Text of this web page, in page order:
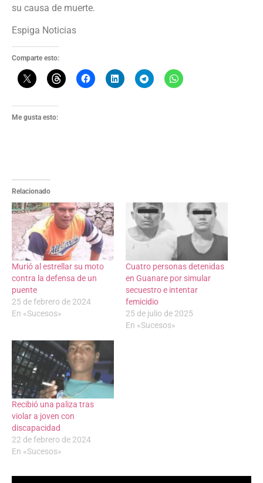
su causa de muerte.
Espiga Noticias
Comparte esto:
Me gusta esto:
Relacionado
Murió al estrellar su moto
contra la defensa de un
puente
25 de febrero de 2024
En «Sucesos»
Cuatro personas detenidas
en Guanare por simular
secuestro e intentar
femicidio
25 de julio de 2025
En «Sucesos»
Recibió una paliza tras
violar a joven con
discapacidad
22 de febrero de 2024
En «Sucesos»